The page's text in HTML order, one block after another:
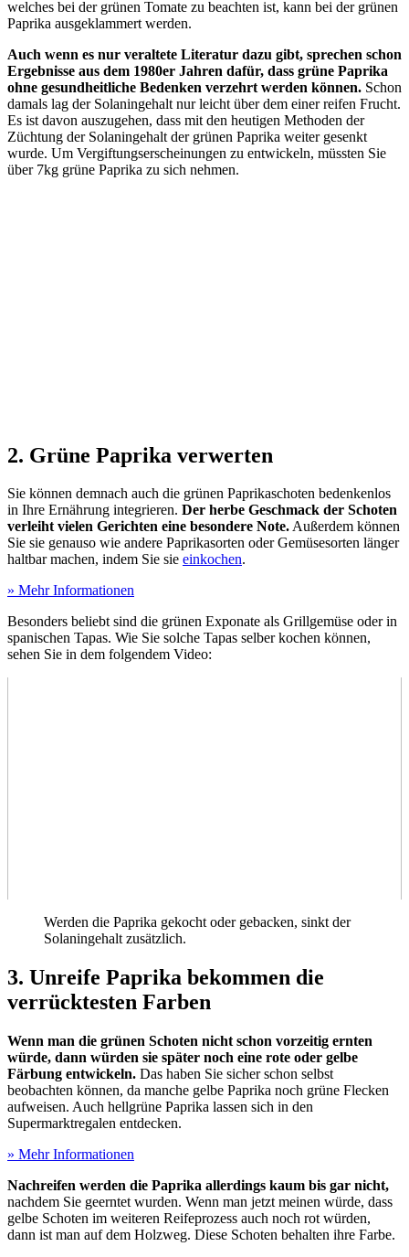
welches bei der grünen Tomate zu beachten ist, kann bei der grünen
Paprika ausgeklammert werden.
Auch wenn es nur veraltete Literatur dazu gibt, sprechen schon
Ergebnisse aus dem 1980er Jahren dafür, dass grüne Paprika
ohne gesundheitliche Bedenken verzehrt werden können. Schon
damals lag der Solaningehalt nur leicht über dem einer reifen Frucht.
Es ist davon auszugehen, dass mit den heutigen Methoden der
Züchtung der Solaningehalt der grünen Paprika weiter gesenkt
wurde. Um Vergiftungserscheinungen zu entwickeln, müssten Sie
über 7kg grüne Paprika zu sich nehmen.
2. Grüne Paprika verwerten
Sie können demnach auch die grünen Paprikaschoten bedenkenlos
in Ihre Ernährung integrieren. Der herbe Geschmack der Schoten
verleiht vielen Gerichten eine besondere Note.Außerdem können
Sie sie genauso wie andere Paprikasorten oder Gemüsesorten länger
haltbar machen, indem Sie sie einkochen.
» Mehr Informationen
Besonders beliebt sind die grünen Exponate als Grillgemüse oder in
spanischen Tapas. Wie Sie solche Tapas selber kochen können,
sehen Sie in dem folgendem Video:
Werden die Paprika gekocht oder gebacken, sinkt der
Solaningehalt zusätzlich.
3. Unreife Paprika bekommen die
verrücktesten Farben
Wenn man die grünen Schoten nicht schon vorzeitig ernten
würde, dann würden sie später noch eine rote oder gelbe
Färbung entwickeln. Das haben Sie sicher schon selbst
beobachten können, da manche gelbe Paprika noch grüne Flecken
aufweisen. Auch hellgrüne Paprika lassen sich in den
Supermarktregalen entdecken.
» Mehr Informationen
Nachreifen werden die Paprika allerdings kaum bis gar nicht,
nachdem Sie geerntet wurden. Wenn man jetzt meinen würde, dass
gelbe Schoten im weiteren Reifeprozess auch noch rot würden,
dann ist man auf dem Holzweg. Diese Schoten behalten ihre Farbe.